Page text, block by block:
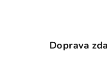
Doprava